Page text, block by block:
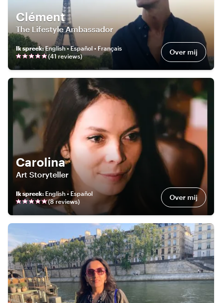
Clément
The Lifestyle Ambassador
Ik spreek:English • Español • Français
(41 reviews) Over mij
Carolina
Art Storyteller
Ik spreek: English • Español
(8reviews) Over mij